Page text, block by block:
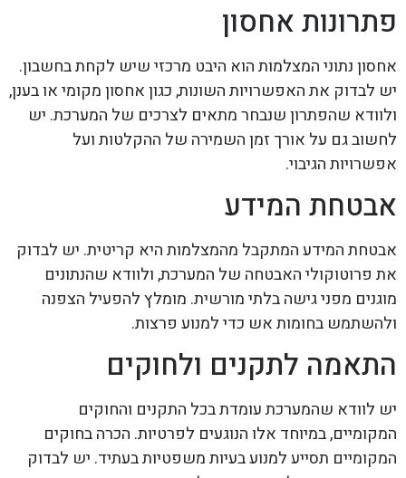
פתרונות אחסון
אחסון נתוני המצלמות הוא היבט מרכזי שיש לקחת בחשבון.
יש לבדוק את האפשרויות השונות, כגון אחסון מקומי או בענן,
ולוודא שהפתרון שנבחר מתאים לצרכים של המערכת. יש
לחשוב גם על אורך זמן השמירה של ההקלטות ועל
אפשרויות הגיבוי.
אבטחת המידע
אבטחת המידע המתקבל מהמצלמות היא קריטית. יש לבדוק
את פרוטוקולי האבטחה של המערכת, ולוודא שהנתונים
מוגנים מפני גישה בלתי מורשית. מומלץ להפעיל הצפנה
ולהשתמש בחומות אש כדי למנוע פרצות.
התאמה לתקנים ולחוקים
יש לוודא שהמערכת עומדת בכל התקנים והחוקים
המקומיים, במיוחד אלו הנוגעים לפרטיות. הכרה בחוקים
המקומיים תסייע למנוע בעיות משפטיות בעתיד. יש לבדוק